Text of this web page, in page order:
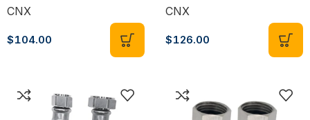
CNX
$104.00
CNX
$126.00